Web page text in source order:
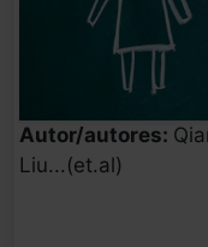
Autor/autores:
Liu...(et.al)